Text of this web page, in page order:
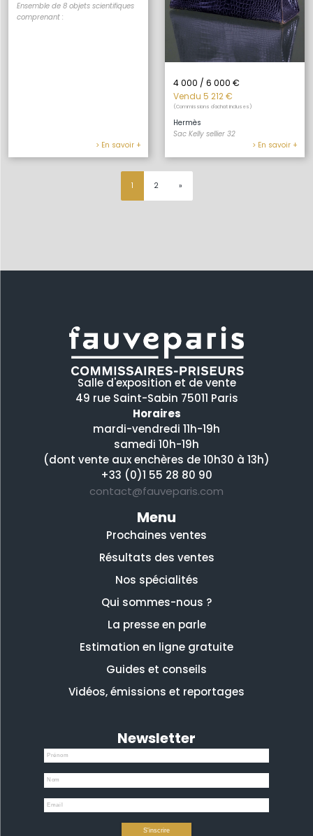
Ensemble de 8 objets scientifiques
comprenant :
> En savoir +
4 000 / 6 000 €
Vendu 5 212 €
(Commissions d'achat incluses)
Hermès
Sac Kelly sellier 32
> En savoir +
1 2 »
Salle d'exposition et de vente
49 rue Saint-Sabin 75011 Paris
Horaires
mardi-vendredi 11h-19h
samedi 10h-19h
(dont vente aux enchères de 10h30 à 13h)
+33 (0)1 55 28 80 90
contact@fauveparis.com
Menu
Prochaines ventes
Résultats des ventes
Nos spécialités
Qui sommes-nous ?
La presse en parle
Estimation en ligne gratuite
Guides et conseils
Vidéos, émissions et reportages
Newsletter